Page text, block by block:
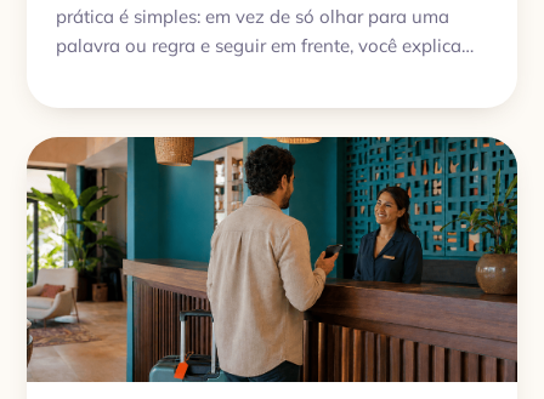
prática é simples: em vez de só olhar para uma
palavra ou regra e seguir em frente, você explica
aparece ali e como funciona numa frase real. Esse
pequeno passo ajuda a transformar
reconhecimento em lembrança de verdade.